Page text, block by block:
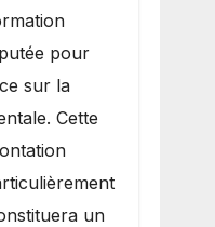
pour
sur la
Cette
un